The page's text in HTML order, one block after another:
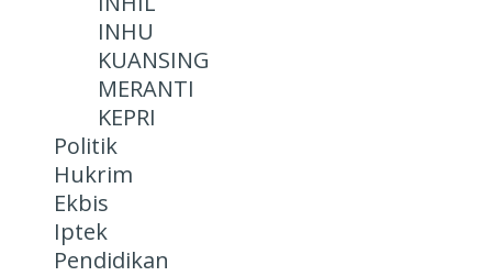
INHU
KUANSING
MERANTI
KEPRI
Politik
Hukrim
Ekbis
Iptek
Pendidikan